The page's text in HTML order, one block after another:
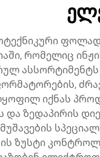
რომელიც
ასსორტიმენტს
იქნას
და ზედაპირის
ზუსტი